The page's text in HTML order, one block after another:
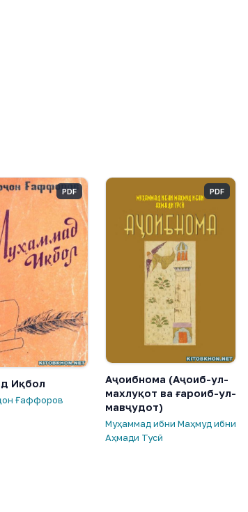
PDF
Иқбол
Ғаффоров
PDF
Аҷоибнома (Аҷоиб-ул-
махлуқот ва ғароиб-ул-
мавҷудот)
Муҳаммад ибни Маҳмуд ибни
Аҳмади Тусӣ